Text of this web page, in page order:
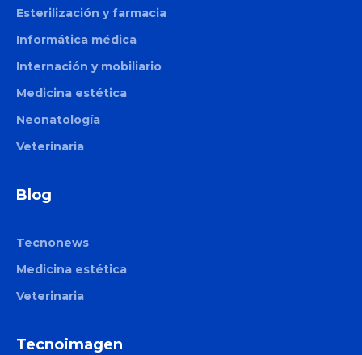
Esterilización y farmacia
Informática médica
Internación y mobiliario
Medicina estética
Neonatología
Veterinaria
Blog
Tecnonews
Medicina estética
Veterinaria
Tecnoimagen